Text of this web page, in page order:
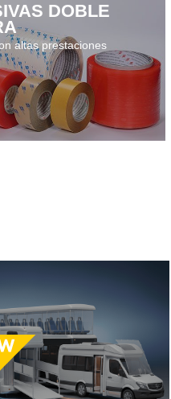
DOBLE
altas prestaciones
· 2024
· 2026